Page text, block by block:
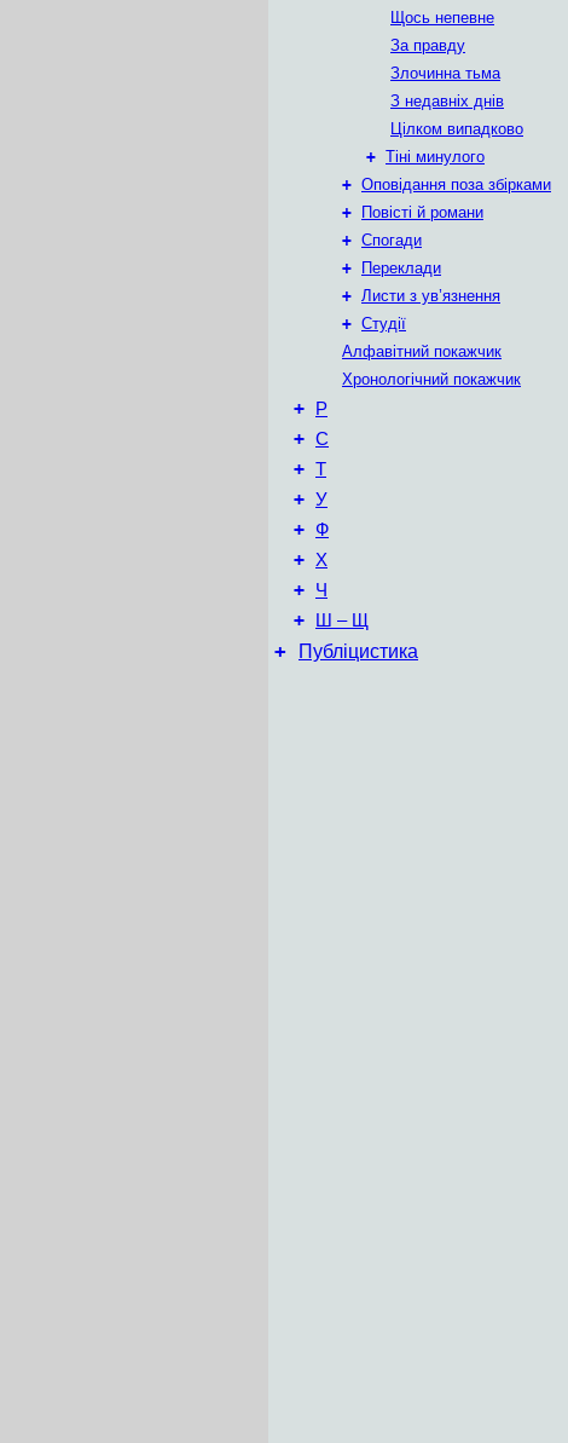
Щось непевне
За правду
Злочинна тьма
З недавніх днів
Цілком випадково
+ Тіні минулого
+ Оповідання поза збірками
+
Повісті й романи
+ Спогади
+
Переклади
+ Листи з ув’язнення
+ Студії
Алфавітний покажчик
Хронологічний покажчик
+ Р
+ С
+ Т
+ У
+ Ф
+ Х
+ Ч
+ Ш – Щ
+ Публіцистика